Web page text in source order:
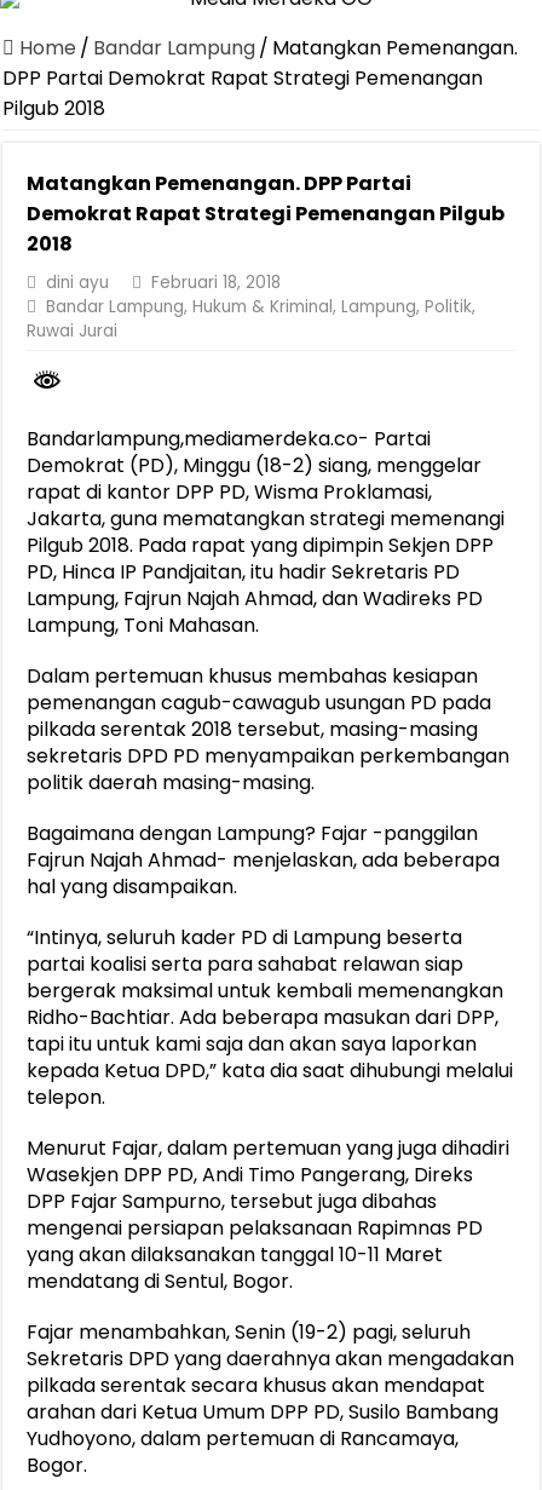
Canangkan Desa TAPIS dan Luncurkan Sekolah Lansia di
Pemprov Lampung Berhasil Kendalikan Inflasi, Jadi Provinsi
Pemprov Lampung Perkuat Pembangunan Rumah Layak Huni
Pastikan Pelayanan Maksimal, Direksi Jasa Raharja Tinjau Korban
Dirut Jasa Raharja Dampingi Wamenhub Tinjau Penanganan
Jasa Raharja Jamin Seluruh Korban Kebakaran KM Mutiara
Gubernur Mirza Ajak IAI Darul Fattah Cetak SDM Adaptif
Home / Bandar Lampung/ Matangkan Pemenangan.
DPP Partai Demokrat Rapat Strategi Pemenangan
Pilgub 2018
Matangkan Pemenangan. DPP Partai
Demokrat Rapat Strategi Pemenangan Pilgub
2018
dini ayu
Februari 18, 2018
Bandar Lampung,Hukum & Kriminal,Lampung,Politik,
Ruwai Jurai
Bandarlampung,mediamerdeka.co- Partai
Demokrat (PD), Minggu (18-2) siang, menggelar
rapat di kantor DPP PD, Wisma Proklamasi,
Jakarta, guna mematangkan strategi memenangi
Pilgub 2018. Pada rapat yang dipimpin Sekjen DPP
PD, Hinca IP Pandjaitan, itu hadir Sekretaris PD
Lampung, Fajrun Najah Ahmad, dan Wadireks PD
Lampung, Toni Mahasan.
Dalam pertemuan khusus membahas kesiapan
pemenangan cagub-cawagub usungan PD pada
pilkada serentak 2018 tersebut, masing-masing
sekretaris DPD PD menyampaikan perkembangan
politik daerah masing-masing.
Bagaimana dengan Lampung? Fajar -panggilan
Fajrun Najah Ahmad- menjelaskan, ada beberapa
hal yang disampaikan.
“Intinya, seluruh kader PD di Lampung beserta
partai koalisi serta para sahabat relawan siap
bergerak maksimal untuk kembali memenangkan
Ridho-Bachtiar. Ada beberapa masukan dari DPP,
tapi itu untuk kami saja dan akan saya laporkan
kepada Ketua DPD,” kata dia saat dihubungi melalui
telepon.
Menurut Fajar, dalam pertemuan yang juga dihadiri
Wasekjen DPP PD, Andi Timo Pangerang, Direks
DPP Fajar Sampurno, tersebut juga dibahas
mengenai persiapan pelaksanaan Rapimnas PD
yang akan dilaksanakan tanggal 10-11 Maret
mendatang di Sentul, Bogor.
Fajar menambahkan, Senin (19-2) pagi, seluruh
Sekretaris DPD yang daerahnya akan mengadakan
pilkada serentak secara khusus akan mendapat
arahan dari Ketua Umum DPP PD, Susilo Bambang
Yudhoyono, dalam pertemuan di Rancamaya,
Bogor.